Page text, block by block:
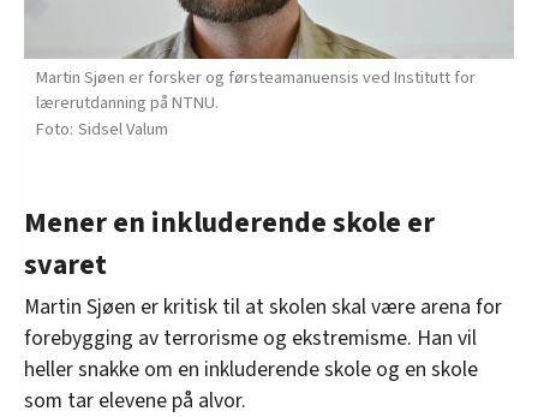
Martin Sjøen er forsker og førsteamanuensis ved Institutt for
lærerutdanning på NTNU.
Sidsel Valum
Mener en inkluderende skole er
svaret
Martin Sjøen er kritisk til at skolen skal være arena for
forebygging av terrorisme og ekstremisme. Han vil
heller snakke om en inkluderende skole og en skole
som tar elevene på alvor.